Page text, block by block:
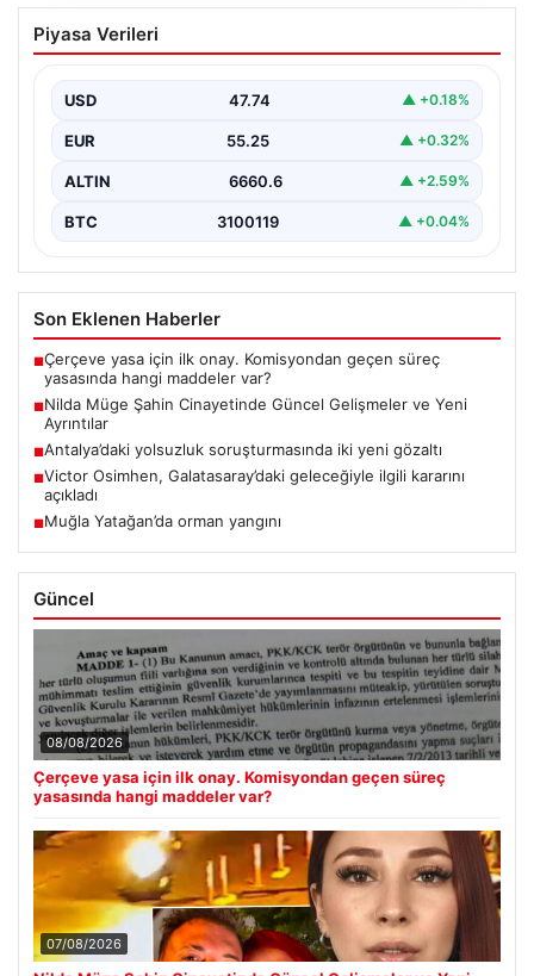
Nilda Müge Şahin Cinayetinde Güncel
Gelişmeler ve Yeni Ayrıntılar
kadının hayatını kaybetmesine neden olan trajik…
Piyasa Verileri
USD 47.74 ▲ +0.18%
EUR 55.25 ▲ +0.32%
ALTIN 6660.6 ▲ +2.59%
BTC 3100119 ▲ +0.04%
Son Eklenen Haberler
■Çerçeve yasa için ilk onay. Komisyondan geçen süreç
yasasında hangi maddeler var?
■Nilda Müge Şahin Cinayetinde Güncel Gelişmeler ve Yeni
Ayrıntılar
■Antalya’daki yolsuzluk soruşturmasında iki yeni gözaltı
■Victor Osimhen, Galatasaray’daki geleceğiyle ilgili kararını
açıkladı
■Muğla Yatağan’da orman yangını
Güncel
08/08/2026
Çerçeve yasa için ilk onay. Komisyondan geçen süreç
yasasında hangi maddeler var?
07/08/2026